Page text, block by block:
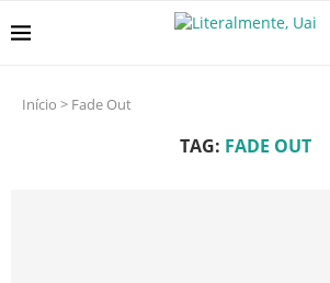
Início > Fade Out
TAG: FADE OUT